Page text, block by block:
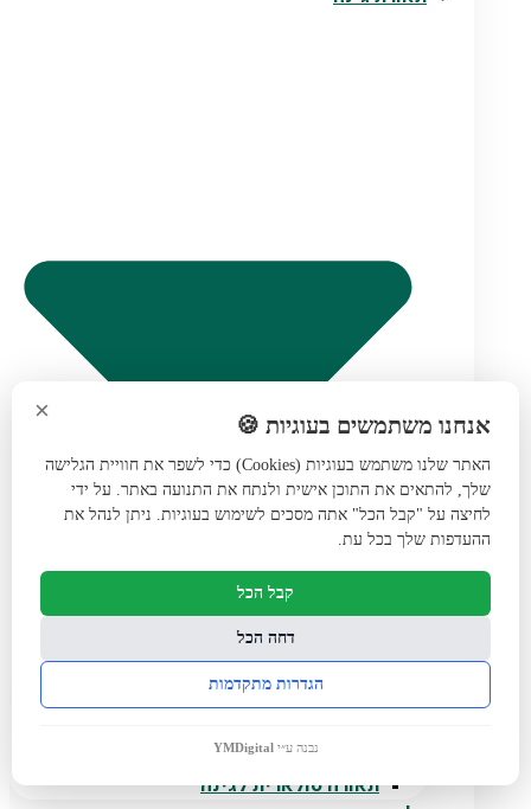
דוקרן תאורה 12V מתח נמוך
אביזרים להתקנת תאורת גינה
תאורה סולארית לגינה
× אנחנו משתמשים בעוגיות 🍪
האתר שלנו משתמש בעוגיות (Cookies) כדי לשפר את חוויית הגלישה
שלך, להתאים את התוכן אישית ולנתח את התנועה באתר. על ידי
לחיצה על "קבל הכל" אתה מסכים לשימוש בעוגיות. ניתן לנהל את
ההעדפות שלך בכל עת.
קבל הכל
דחה הכל
הגדרות מתקדמות
נבנה ע״יYMDigital